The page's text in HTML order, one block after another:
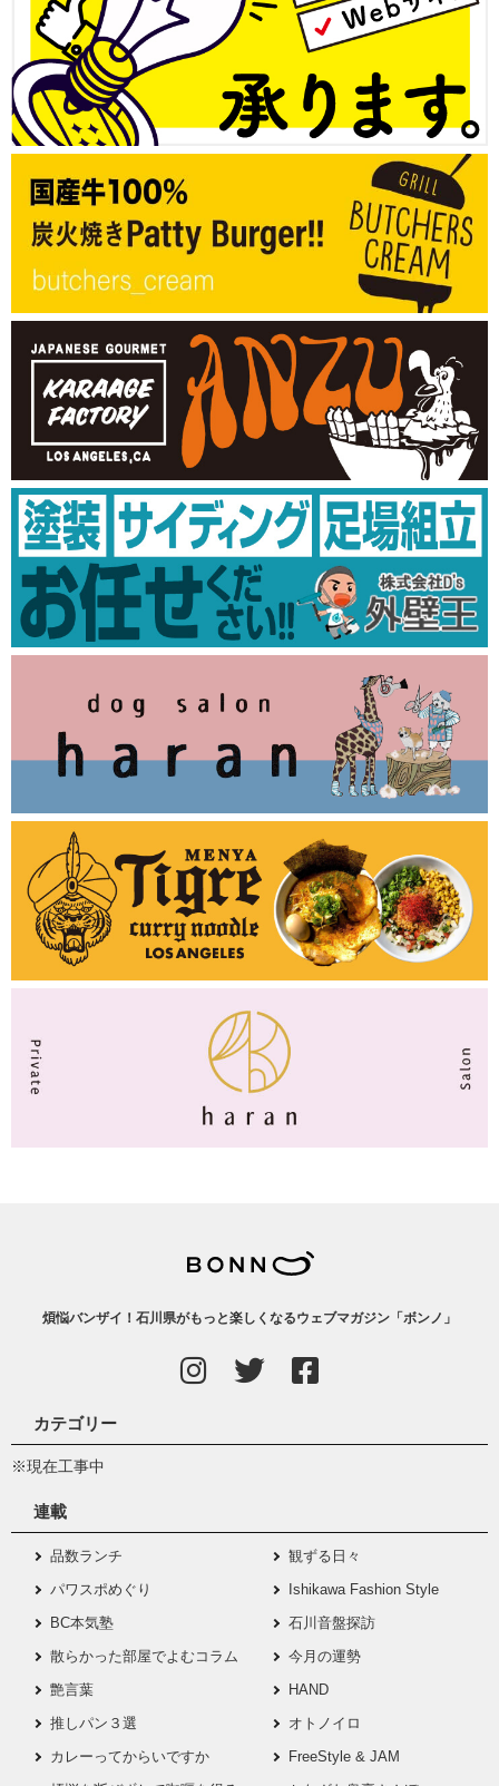
煩悩バンザイ！石川県がもっと楽しくなるウェブマガジン「ボンノ」
カテゴリー
※現在工事中
連載
品数ランチ
観ずる日々
パワスポめぐり
Ishikawa Fashion Style
BC本気塾
石川音盤探訪
散らかった部屋でよむコラム
今月の運勢
艶言葉
HAND
推しパン３選
オトノイロ
カレーってからいですか
FreeStyle & JAM